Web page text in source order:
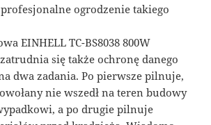
ogrodzenie takiego
EINHELL TC-BS8038 800W
się także ochronę danego
dwa zadania. Po pierwsze pilnuje,
nie wszedł na teren budowy
a po drugie pilnuje